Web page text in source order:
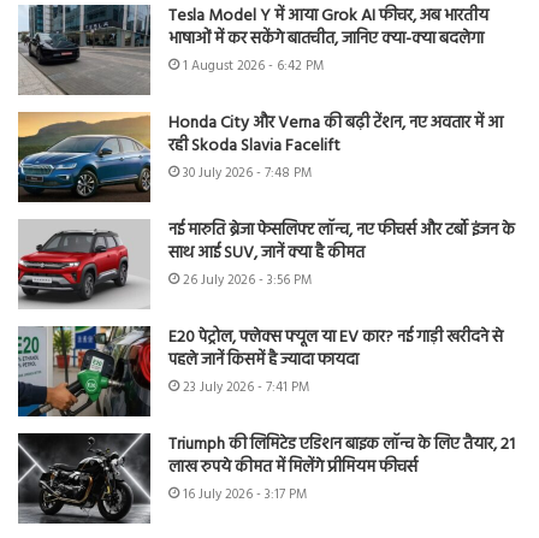
Tesla Model Y में आया Grok AI फीचर, अब भारतीय
भाषाओं में कर सकेंगे बातचीत, जानिए क्या-क्या बदलेगा
1 August 2026 - 6:42 PM
Honda City और Verna की बढ़ी टेंशन, नए अवतार में आ
रही Skoda Slavia Facelift
30 July 2026 - 7:48 PM
नई मारुति ब्रेजा फेसलिफ्ट लॉन्च, नए फीचर्स और टर्बो इंजन के
साथ आई SUV, जानें क्या है कीमत
26 July 2026 - 3:56 PM
E20 पेट्रोल, फ्लेक्स फ्यूल या EV कार? नई गाड़ी खरीदने से
पहले जानें किसमें है ज्यादा फायदा
23 July 2026 - 7:41 PM
Triumph की लिमिटेड एडिशन बाइक लॉन्च के लिए तैयार, 21
लाख रुपये कीमत में मिलेंगे प्रीमियम फीचर्स
16 July 2026 - 3:17 PM